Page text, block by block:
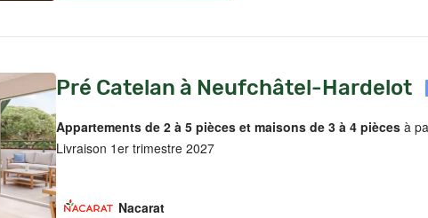
Pré Catelan à Neufchâtel-Hardelot
Appartements de 2 à 5 pièces et maisons de 3 à 4 pièces à
Livraison 1er trimestre 2027
Nacarat